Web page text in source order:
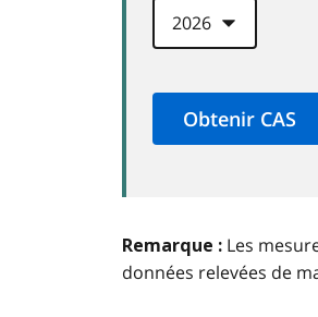
Remarque : Les
données relevées de